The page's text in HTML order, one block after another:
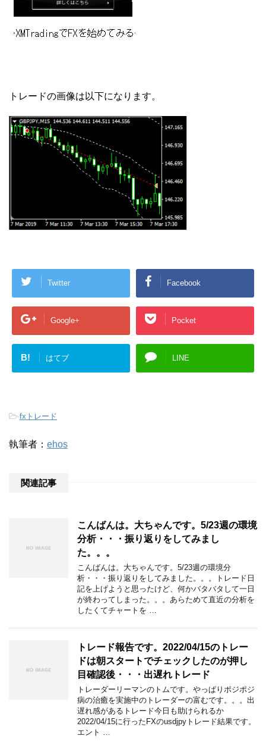
トレードの画像は以下になります。
Twitter Facebook
Google+ Pocket
B! はてブ LINE
-fxトレード
執筆者： ehos
関連記事
こんばんは。大ちゃんです。5/23週の環境
分析・・・振り返りをしてみまし
た。。。
こんばんは。大ちゃんです。5/23週の環境分
析・・・振り返りをしてみました。。。トレード日
記を上げようと思ったけど、何かバタバタして一日
が終わってしまった。。。あらためて直近の分析を
したくてチャートを …
トレード報告です。2022/04/15のトレー
ドは朝スタートでチェックしたのが押し
目確認後・・・出遅れトレード
トレーダーリーマンのトムです。やっぱりポジポジ
病の治癒を実施中のトレーダーの富むです。。。出
遅れ感があるトレード今日も助けられるか
2022/04/15に行ったFXのusdjpyトレード結果です。
エント …